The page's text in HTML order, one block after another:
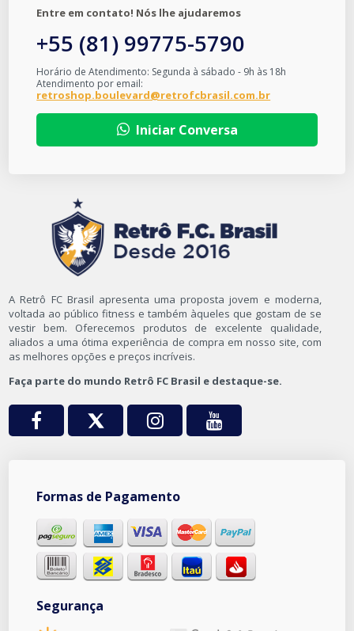
Entre em contato! Nós lhe ajudaremos
+55 (81) 99775-5790
Horário de Atendimento: Segunda à sábado - 9h às 18h
Atendimento por email:
retroshop.boulevard@retrofcbrasil.com.br
Iniciar Conversa
A Retrô FC Brasil apresenta uma proposta jovem e moderna,
voltada ao público fitness e também àqueles que gostam de se
vestir bem. Oferecemos produtos de excelente qualidade,
aliados a uma ótima experiência de compra em nosso site, com
as melhores opções e preços incríveis.
Faça parte do mundo Retrô FC Brasil e destaque-se.
Formas de Pagamento
Segurança